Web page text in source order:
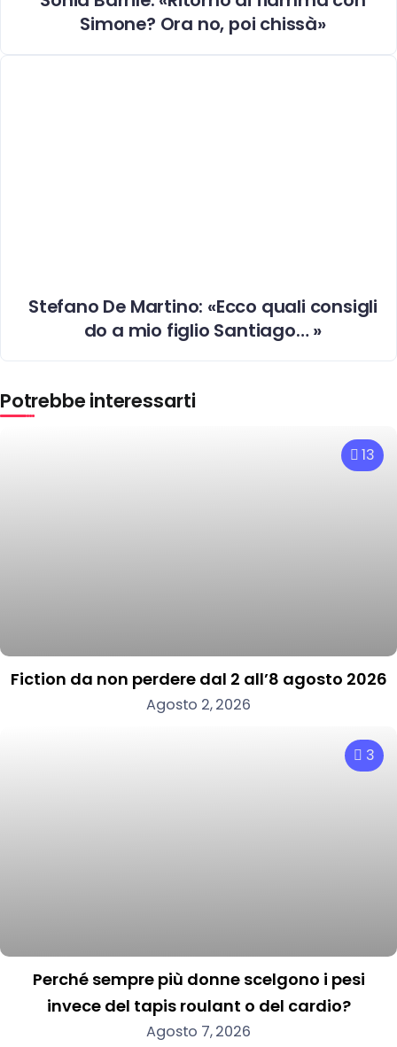
Simone? Ora no, poi chissà»
Stefano De Martino: «Ecco quali consigli
do a mio figlio Santiago… »
Potrebbe interessarti
13
Fiction da non perdere dal 2 all’8 agosto 2026
Agosto 2, 2026
3
Perché sempre più donne scelgono i pesi
invece del tapis roulant o del cardio?
Agosto 7, 2026